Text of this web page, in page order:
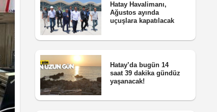
Hatay Havalimanı,
Ağustos ayında
uçuşlara kapatılacak
Hatay’da bugün 14
saat 39 dakika gündüz
yaşanacak!